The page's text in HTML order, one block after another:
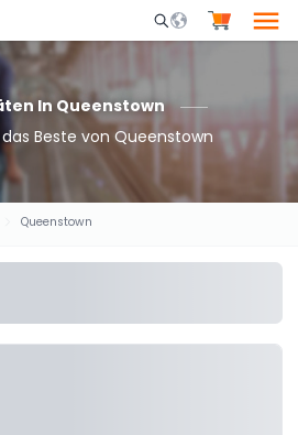
Mobile Search
In Queenstown
Beste von Queenstown
Queenstown